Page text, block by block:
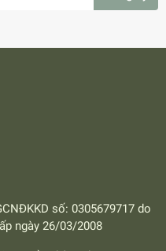
số: 0305679717 do
ngày 26/03/2008